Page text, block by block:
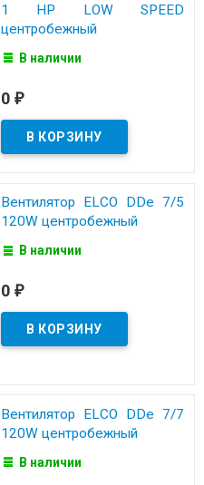
1 HP LOW SPEED
центробежный
В наличии
0 ₽
Вентилятор ELCO DDe 7/5
120W центробежный
В наличии
0 ₽
Вентилятор ELCO DDe 7/7
120W центробежный
В наличии